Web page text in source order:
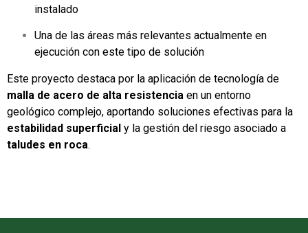
instalado
Una de las áreas más relevantes actualmente en
ejecución con este tipo de solución
Este proyecto destaca por la aplicación de tecnología de
malla de acero de alta resistencia en un entorno
geológico complejo, aportando soluciones efectivas para la
estabilidad superficial y la gestión del riesgo asociado a
taludes en roca.